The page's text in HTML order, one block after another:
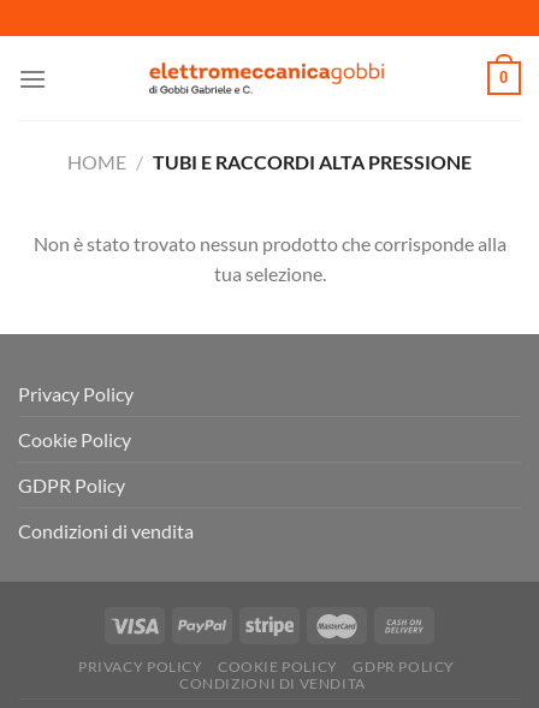
ai
contenuti
0
HOME / TUBI E RACCORDI ALTA PRESSIONE
Non è stato trovato nessun prodotto che corrisponde alla
tua selezione.
Privacy Policy
Cookie Policy
GDPR Policy
Condizioni di vendita
PRIVACY POLICY COOKIE POLICY
GDPR POLICY
CONDIZIONI DI VENDITA